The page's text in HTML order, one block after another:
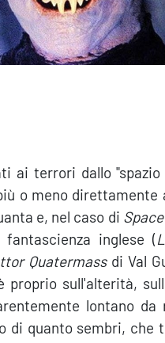
ai terrori dallo "spazio
o meno direttamente
e, nel caso di
inglese (
Quatermassdi Val
proprio sull'alterità,
lontano da
di quanto sembri, che